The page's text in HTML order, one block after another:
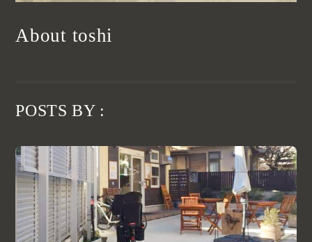
About toshi
POSTS BY :